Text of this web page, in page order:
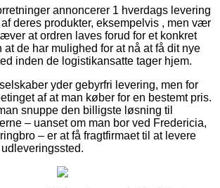
annoncerer 1 hverdags levering
deres produkter, eksempelvis , men vær
at ordren laves forud for et konkret
de har mulighed for at nå at få dit nye
inden de logistikansatte tager hjem.
yder gebyrfri levering, men for
af at man køber for en bestemt pris.
snuppe den billigste løsning til
– uanset om man bor ved Fredericia,
– er at få fragtfirmaet til at levere